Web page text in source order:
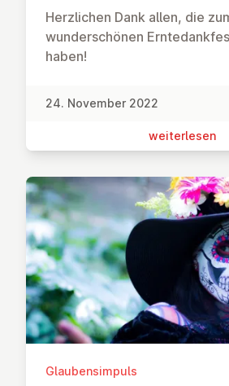
Herzlichen Dank allen, die
wunderschönen
haben!
24. November 2022
wei­ter­le­sen
Glaubensimpuls